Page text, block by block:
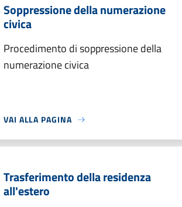
Soppressione della numerazione
civica
Procedimento di soppressione della
numerazione civica
VAI ALLA PAGINA
Trasferimento della residenza
all'estero